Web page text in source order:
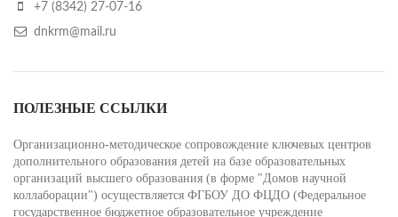
+7 (8342) 27-07-16
dnkrm@mail.ru
ПОЛЕЗНЫЕ ССЫЛКИ
Организационно-методическое сопровождение ключевых центров
дополнительного образования детей на базе образовательных
организаций высшего образования (в форме "Домов научной
коллаборации") осуществляется ФГБОУ ДО ФЦДО (Федеральное
государственное бюджетное образовательное учреждение